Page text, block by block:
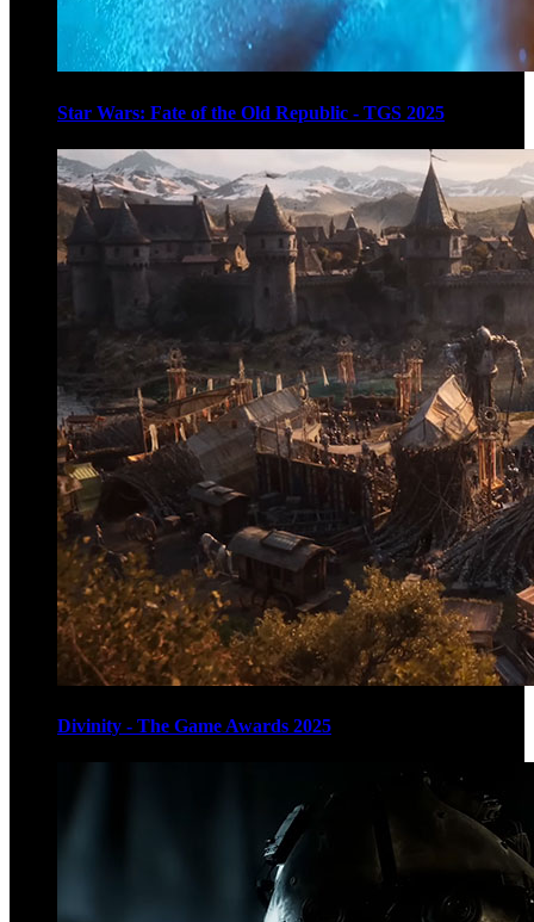
Star Wars: Fate of the Old Republic - TGS 2025
Divinity - The Game Awards 2025